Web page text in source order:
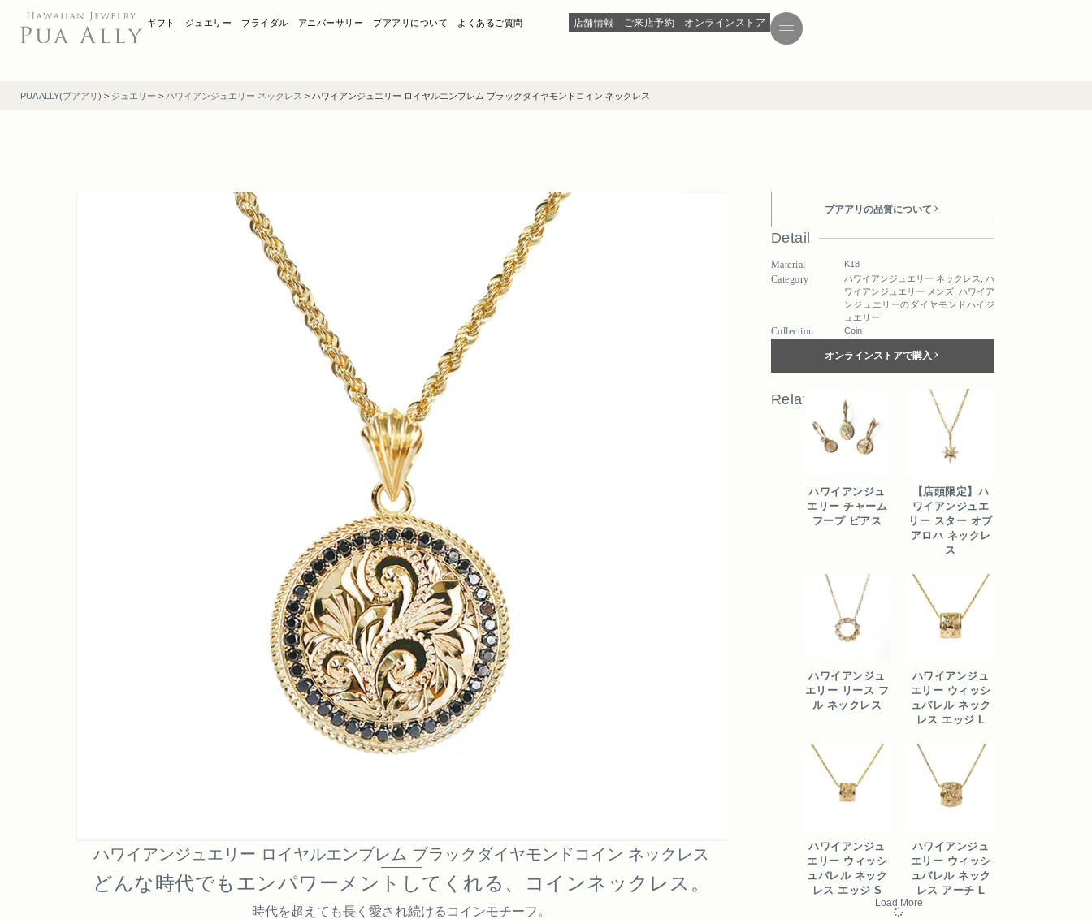
ギフト ジュエリー ブライダル アニバーサリー プアアリについて よくあるご質問 店舗情報 ご来店予約 オンラインストア
PUA ALLY(プアアリ) > ジュエリー > ハワイアンジュエリー ネックレス > ハワイアンジュエリー ロイヤルエンブレム ブラックダイヤモンドコイン ネックレス
ハワイアンジュエリー ロイヤルエンブレム ブラックダイヤモンドコイン ネックレス
どんな時代でもエンパワーメントしてくれる、コインネックレス。
時代を超えても長く愛され続けるコインモチーフ。
プアアリの品質について
Detail
Material K18
Category ハワイアンジュエリー ネックレス
ハ
ワイアンジュエリー メンズ, ハワイア
ンジュエリーのダイヤモンドハイジ
ュエリー
Collection Coin
オンラインストアで購入
Related
ハワイアンジュ
エリー チャーム
フープ ピアス
【店頭限定】ハ
ワイアンジュエ
リー スター オブ
アロハ ネックレ
ス
ハワイアンジュ
エリー リース フ
ル ネックレス
ハワイアンジュ
エリー ウィッシ
ュバレル ネック
レス エッジ L
ハワイアンジュ
エリー ウィッシ
ュバレル ネック
レス エッジ S
ハワイアンジュ
エリー ウィッシ
ュバレル ネック
レス アーチ L
Load More